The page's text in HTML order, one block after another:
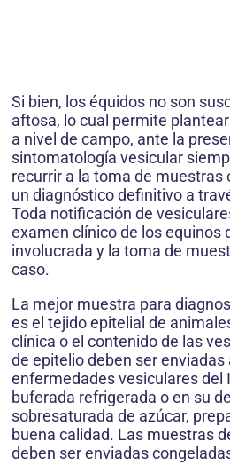
Si bien, los équidos no son
aftosa, lo cual permite
a nivel de campo, ante la
sintomatología vesicular
recurrir a la toma de muestras
un diagnóstico definitivo a
Toda notificación de
examen clínico de los equinos
involucrada y la toma de
caso.
La mejor muestra para
es el tejido epitelial de
clínica o el contenido de las
de epitelio deben ser enviadas
enfermedades vesiculares del
buferada refrigerada o en su
sobresaturada de azúcar,
buena calidad. Las muestras
deben ser enviadas